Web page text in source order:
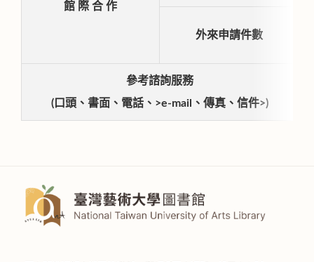
館 際 合 作
外來申請件數
參考諮詢服務
(口頭、書面、電話、>e-mail、傳真、信件>)